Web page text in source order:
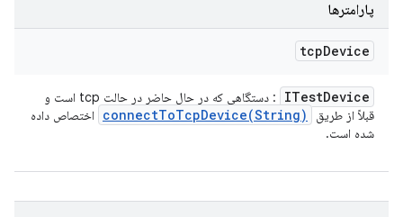
پارامترها
tcpDevice
ITestDevice
: دستگاهی که در حال حاضر در حالت tcp است و
قبلاً از طریق
connectToTcpDevice(String)
اختصاص داده
شده است.